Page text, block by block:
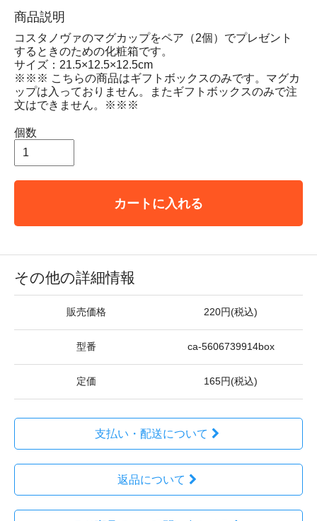
商品説明
コスタノヴァのマグカップをペア（2個）でプレゼント
するときのための化粧箱です。
サイズ：21.5×12.5×12.5cm
※※※ こちらの商品はギフトボックスのみです。マグカ
ップは入っておりません。またギフトボックスのみで注
文はできません。※※※
個数
カートに入れる
その他の詳細情報
販売価格 220円(税込)
型番 ca-5606739914box
定価 165円(税込)
支払い・配送について
返品について